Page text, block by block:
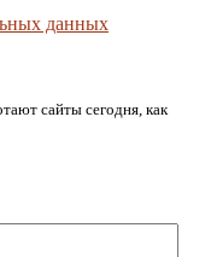
данных
сайты сегодня, как